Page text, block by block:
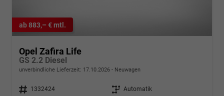
ab 883,– € mtl.
Opel Zafira Life
GS 2.2 Diesel
unverbindliche Lieferzeit: 17.10.2026 Neuwagen
Fahrzeugnr. 1332424 Getriebe Automatik